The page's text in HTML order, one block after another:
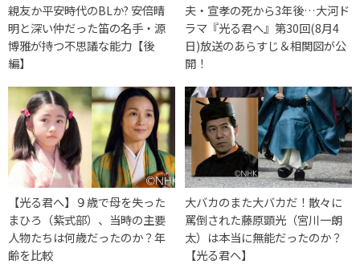
親友か平安時代のBLか? 安倍晴
明と深い仲だった笛の名手・源
博雅が持つ不思議な能力【後
編】
夫・宣孝の死から3年後…大河ド
ラマ『光る君へ』第30回(8月4
日)放送のあらすじ＆相関図が公
開！
【光る君へ】９歳で母を失った
まひろ（紫式部）、当時の主要
人物たちは何歳だったのか？年
齢を比較
大バカのまた大バカだ！散々に
罵倒された藤原顕光（宮川一朗
太）は本当に無能だったのか？
【光る君へ】